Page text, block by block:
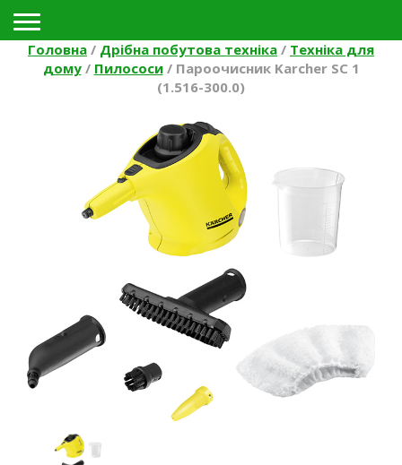
Головна / Дрібна побутова техніка / Техніка для
дому / Пилососи / Пароочисник Karcher SC 1
(1.516-300.0)